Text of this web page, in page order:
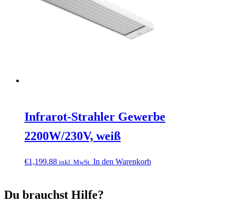
Infrarot-Strahler Gewerbe
2200W/230V, weiß
€1,199.88 inkl. MwSt. In den Warenkorb
Du brauchst Hilfe?